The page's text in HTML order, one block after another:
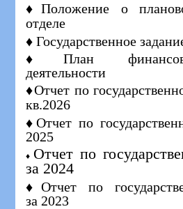
♦Положение о
отделе
♦ Государственное
♦План финансово-
деятельности
♦Отчет по
кв.2026
♦Отчет по
2025
♦ Отчет по
за 2024
♦Отчет по
за 2023